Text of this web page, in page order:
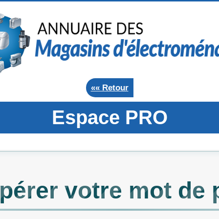
«« Retour
Espace PRO
votre mot de